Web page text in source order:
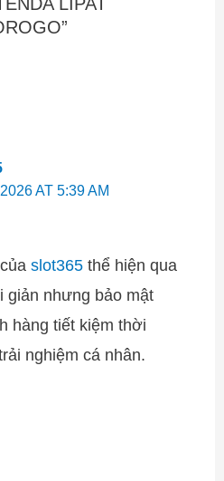
AT 5:39 AM
slot365thể hiện qua
giản nhưng bảo mật
hàng tiết kiệm thời
nghiệm cá nhân.